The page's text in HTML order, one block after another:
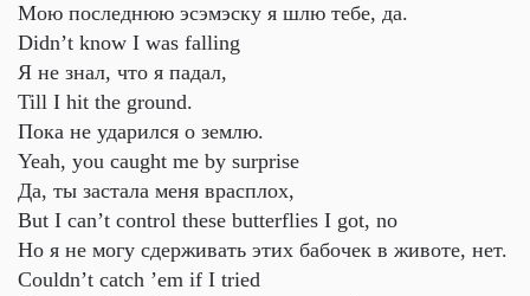
Мою последнюю эсэмэску я шлю тебе, да.
Didn’t know I was falling
Я не знал, что я падал,
Till I hit the ground.
Пока не ударился о землю.
Yeah, you caught me by surprise
Да, ты застала меня врасплох,
But I can’t control these butterflies I got, no
Но я не могу сдерживать этих бабочек в животе, нет.
Couldn’t catch ’em if I tried